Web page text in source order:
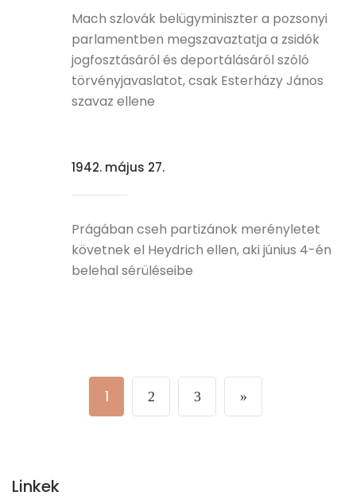
Mach szlovák belügyminiszter a pozsonyi
parlamentben megszavaztatja a zsidók
jogfosztásáról és deportálásáról szóló
törvényjavaslatot, csak Esterházy János
szavaz ellene
1942. május 27.
Prágában cseh partizánok merényletet
követnek el Heydrich ellen, aki június 4-én
belehal sérüléseibe
1 2 3 »
Linkek